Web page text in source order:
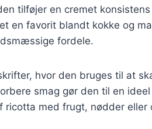
tilføjer en cremet
en favorit blandt kokke og
fordele.
hvor den bruges til at
smag gør den til en
ricotta med frugt, nødder eller